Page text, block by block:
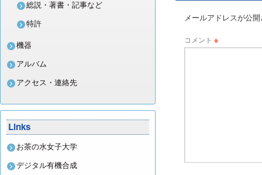
総説・著書・記事など
特許
機器
アルバム
アクセス・連絡先
Links
お茶の水女子大学
デジタル有機合成
メールアドレスが公
コメント ※